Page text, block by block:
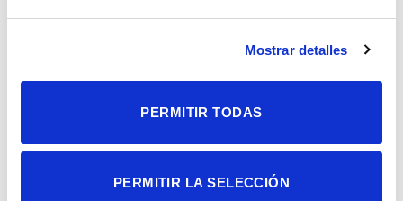
Mostrar detalles
PERMITIR TODAS
PERMITIR LA SELECCIÓN
Campus de San Juan | Sant Joan d’Alacant
Fax + 34 965 91 95 61